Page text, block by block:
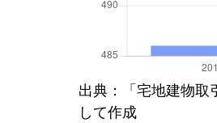
出典：「宅地建物
して作成